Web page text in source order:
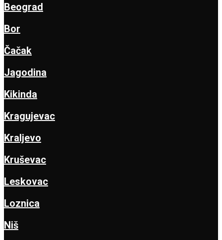
Beograd
Bor
Čačak
Jagodina
Kikinda
Kragujevac
Kraljevo
Kruševac
Leskovac
Loznica
Niš